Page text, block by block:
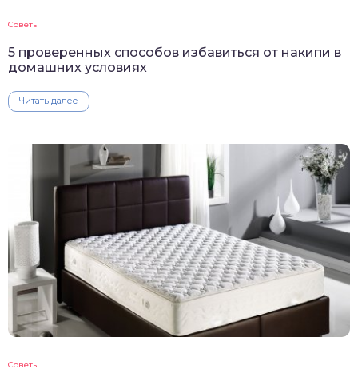
Советы
5 проверенных способов избавиться от накипи в
домашних условиях
Читать далее
Советы